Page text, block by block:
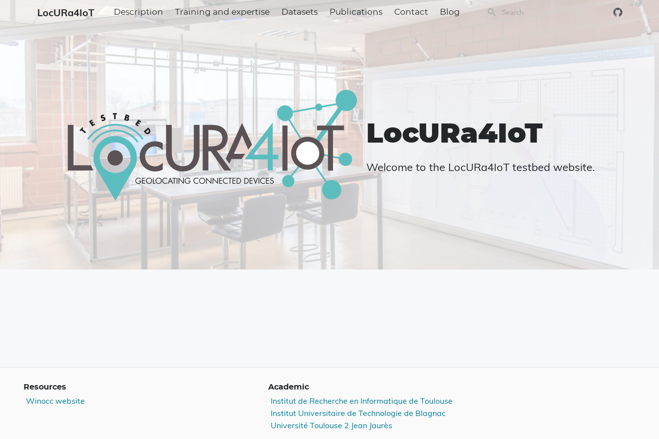
LocURa4IoT Description Training and expertise Datasets Publications Contact Blog
LocURa4IoT
Welcome to the LocURa4IoT testbed website.
Resources
Winocc website
Academic
Institut de Recherche en Informatique de Toulouse
Institut Universitaire de Technologie de Blagnac
Université Toulouse 2 Jean Jaurès